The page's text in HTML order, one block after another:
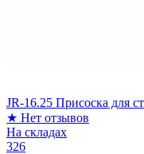
JR-16.25 Присоска для
★ Нет отзывов
На складах
326